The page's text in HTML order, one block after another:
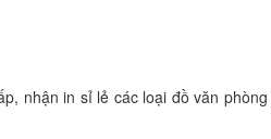
nhận in sỉ lẻ các loại đồ văn phòng